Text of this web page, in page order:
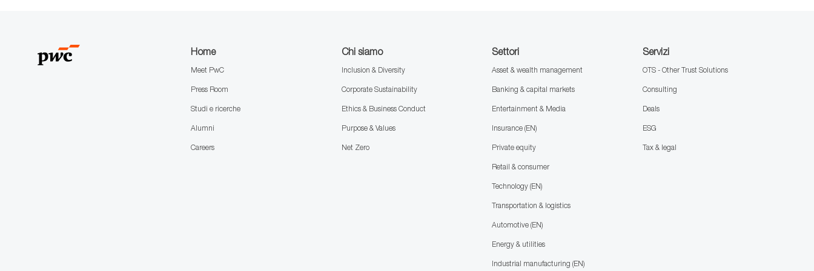
Home
Meet PwC
Press Room
Studi e ricerche
Alumni
Careers
Chi siamo
Inclusion & Diversity
Corporate Sustainability
Ethics & Business Conduct
Purpose & Values
Net Zero
Settori
Asset & wealth management
Banking & capital markets
Entertainment & Media
Insurance (EN)
Private equity
Retail & consumer
Technology (EN)
Transportation & logistics
Automotive (EN)
Energy & utilities
Industrial manufacturing (EN)
Servizi
OTS - Other Trust Solutions
Consulting
Deals
ESG
Tax & legal